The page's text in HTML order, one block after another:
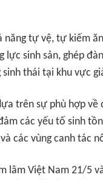
năng tự vệ, tự kiếm
lực sinh sản, ghép
thái tại khu vực
trên sự phù hợp về
các yếu tố sinh
các vùng canh tác
lâm Việt Nam 21/5